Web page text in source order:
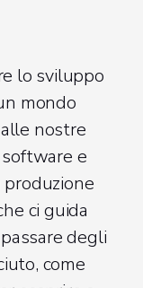
lo sviluppo
mondo
nostre
e
ci guida
degli
come